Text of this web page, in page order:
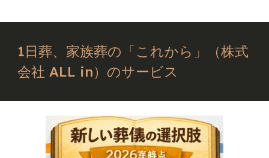
1日葬、家族葬の「これから」（株式
会社 ALL in）のサービス